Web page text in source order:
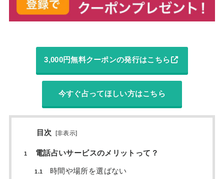
3,000円無料クーポンの発行はこちら
今すぐ占ってほしい方はこちら
目次 [非表示]
1 電話占いサービスのメリットって？
1.1 時間や場所を選ばない